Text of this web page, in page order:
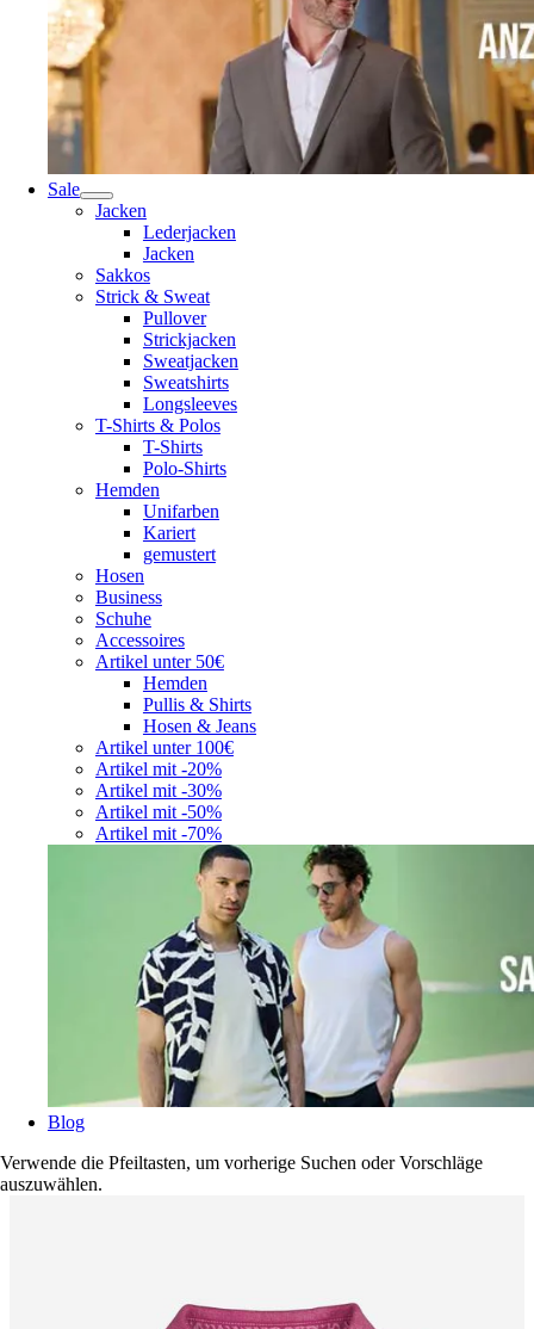
Sale
Jacken
Lederjacken
Jacken
Sakkos
Strick & Sweat
Pullover
Strickjacken
Sweatjacken
Sweatshirts
Longsleeves
T-Shirts & Polos
T-Shirts
Polo-Shirts
Hemden
Unifarben
Kariert
gemustert
Hosen
Business
Schuhe
Accessoires
Artikel unter 50€
Hemden
Pullis & Shirts
Hosen & Jeans
Artikel unter 100€
Artikel mit -20%
Artikel mit -30%
Artikel mit -50%
Artikel mit -70%
Blog
Verwende die Pfeiltasten, um vorherige Suchen oder Vorschläge
auszuwählen.